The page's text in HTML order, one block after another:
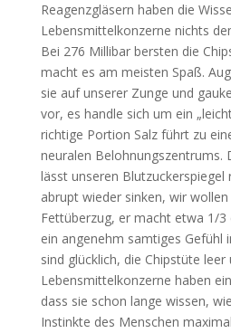
Reagenzgläsern haben die
Lebensmittelkonzerne nichts
Bei 276 Millibar bersten die
macht es am meisten Spaß.
sie auf unserer Zunge und
vor, es handle sich um ein
richtige Portion Salz führt zu
neuralen Belohnungszentrums.
lässt unseren Blutzuckerspiegel
abrupt wieder sinken, wir
Fettüberzug, er macht etwa 1/3
ein angenehm samtiges Gefühl
sind glücklich, die Chipstüte leer
Lebensmittelkonzerne haben
dass sie schon lange wissen,
Instinkte des Menschen